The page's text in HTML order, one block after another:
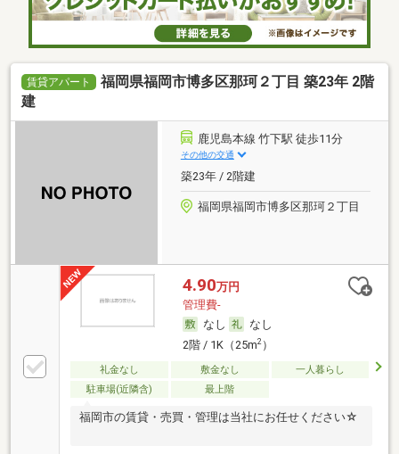
賃貸アパート
福岡県福岡市博多区那珂２丁目 築23年 2階
建
鹿児島本線 竹下駅 徒歩11分
その他の交通
築23年 / 2階建
福岡県福岡市博多区那珂２丁目
4.90万円
管理費-
なし
なし
2階 / 1K（25m2）
礼金なし 敷金なし
一人暮らし
駐車場(近隣含)
最上階
福岡市の賃貸・売買・管理は当社にお任せください☆